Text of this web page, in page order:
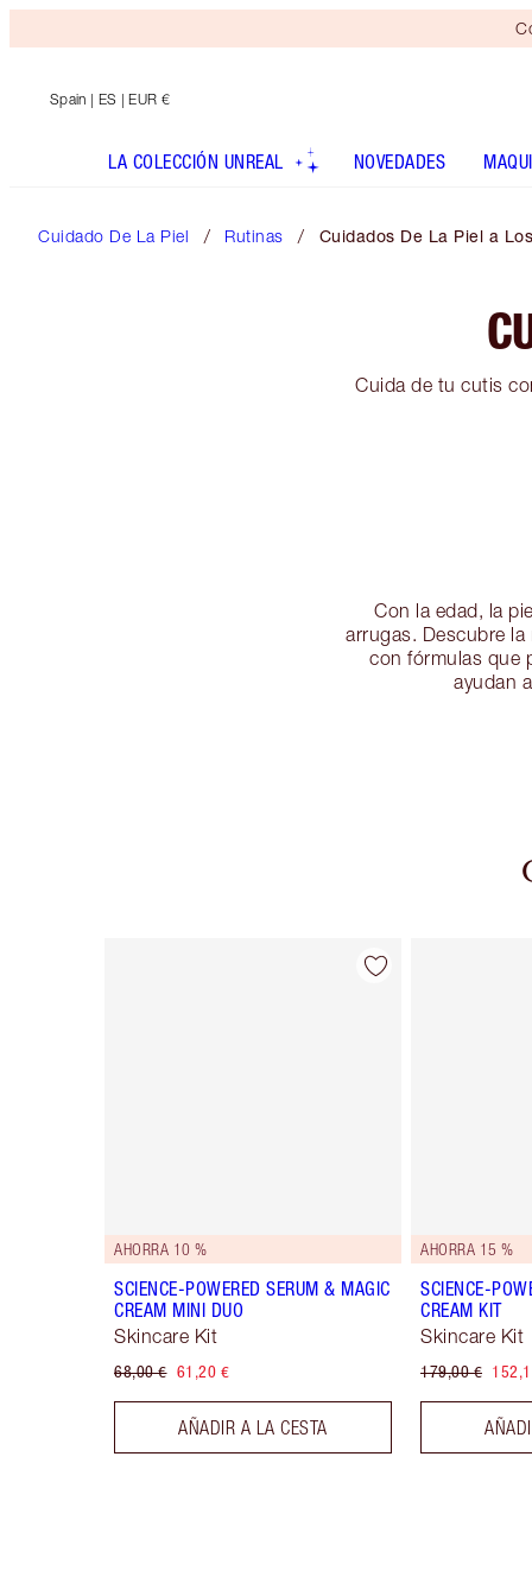
Spain | ES | EUR €
LA COLECCIÓN UNREAL NOVEDADES
Cuidado De La Piel Rutinas Cuidados De La Piel a
Cuida de tu cutis
Con la edad, la
arrugas. Descubre
con fórmulas que
ayudan
Artículo 1 de 48
AHORRA 10 %
SCIENCE-POWERED SERUM & MAGIC
CREAM MINI DUO
Skincare Kit
68,00 € 61,20 €
AÑADIR A LA CESTA
AHORRA 15 %
SCIENCE-
CREAM KIT
Skincare Kit
179,00 €